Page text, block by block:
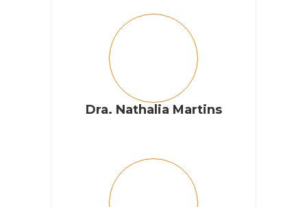
Dra. Nathalia Martins